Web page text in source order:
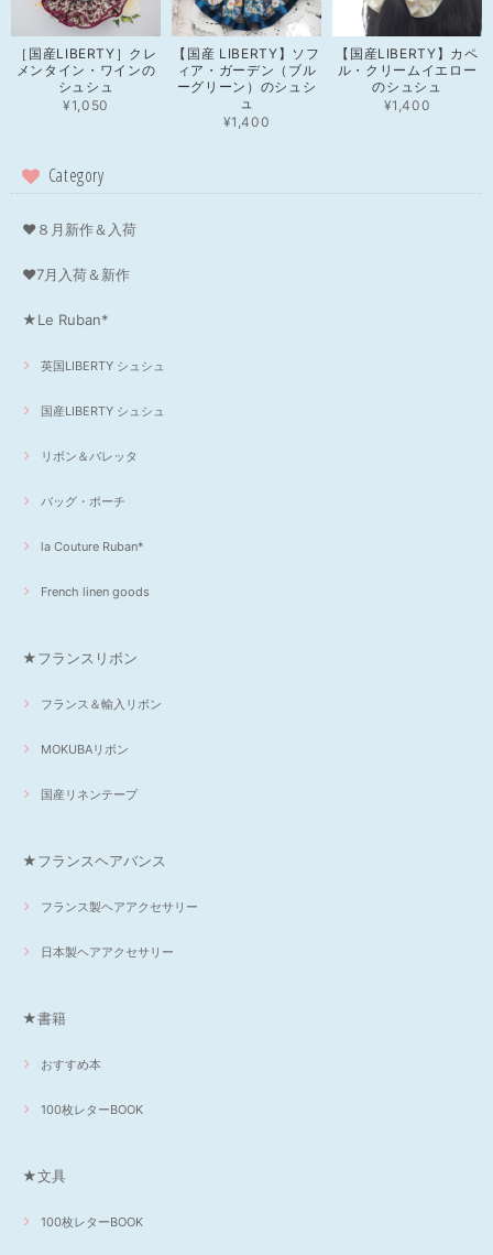
［国産LIBERTY］クレ
メンタイン・ワインの
シュシュ
¥1,050
【国産 LIBERTY】ソフ
ィア・ガーデン（ブル
ーグリーン）のシュシ
ュ
¥1,400
【国産LIBERTY】カペ
ル・クリームイエロー
のシュシュ
¥1,400
Category
❤８月新作＆入荷
❤7月入荷＆新作
★Le Ruban*
英国LIBERTY シュシュ
国産LIBERTY シュシュ
リボン＆バレッタ
バッグ・ポーチ
la Couture Ruban*
French linen goods
★フランスリボン
フランス＆輸入リボン
MOKUBAリボン
国産リネンテープ
★フランスヘアバンス
フランス製ヘアアクセサリー
日本製ヘアアクセサリー
★書籍
おすすめ本
100枚レターBOOK
★文具
100枚レターBOOK